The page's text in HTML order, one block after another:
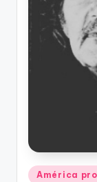
Publicado
América